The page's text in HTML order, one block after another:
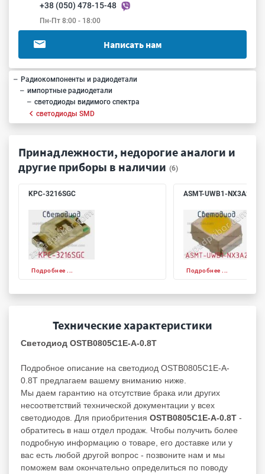
+38 (050) 478-15-48
Пн-Пт 8:00 - 18:00
Написать нам
Радиокомпоненты и радиодетали
импортные радиодетали
светодиоды видимого спектра
светодиоды SMD
Принадлежности, недорогие аналоги и
другие приборы в наличии (6)
KPC-3216SGC
Подробнее ...
ASMT-UWB1-NX3A2
Подробнее ...
Технические характеристики
Светодиод OSTB0805C1E-A-0.8T
Подробное описание на светодиод OSTB0805C1E-A-
0.8T предлагаем вашему вниманию ниже.
Мы даем гарантию на отсутствие брака или других
несоответствий технической документации у всех
светодиодов. Для приобритения OSTB0805C1E-A-0.8T -
обратитесь в наш отдел продаж. Чтобы получить более
подробную информацию о товаре, его доставке или у
вас есть любой другой вопрос - позвоните нам и мы
поможем вам окончательно определиться по поводу